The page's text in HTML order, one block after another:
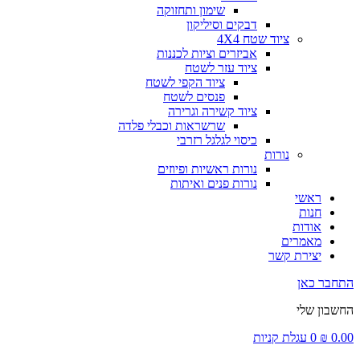
שימון ותחזוקה
דבקים וסיליקון
ציוד שטח 4X4
אביזרים וציות לכננות
ציוד עזר לשטח
ציוד הקפי לשטח
פנסים לשטח
ציוד קשירה וגרירה
שרשראות וכבלי פלדה
כיסוי לגלגל רזרבי
נורות
נורות ראשיות ופיוזים
נורות פנים ואיתות
ראשי
חנות
אודות
מאמרים
יצירת קשר
התחבר כאן
החשבון שלי
₪ 0.00
0 עגלת קניות